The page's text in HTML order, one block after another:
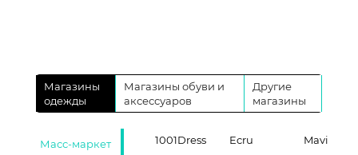
Магазины
одежды
Магазины обуви и
аксессуаров
Другие
магазины
Масс-маркет
1001Dress
Ecru
Mavi